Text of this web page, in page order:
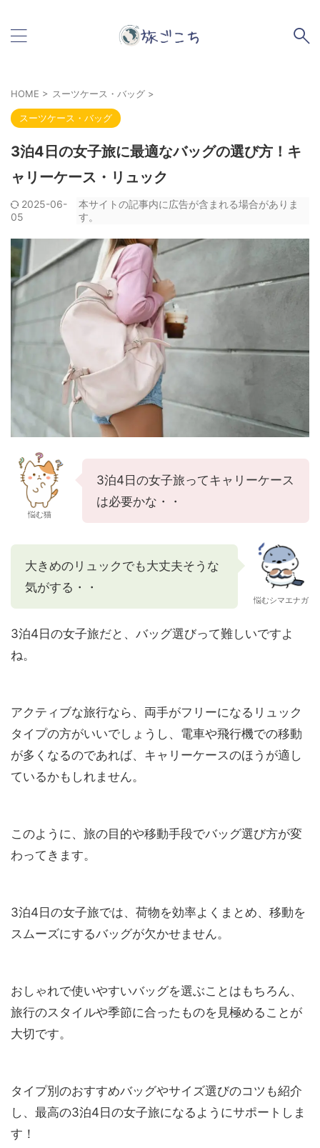
HOME > スーツケース・バッグ >
スーツケース・バッグ
3泊4日の女子旅に最適なバッグの選び方！キ
ャリーケース・リュック
2025-06-
05
本サイトの記事内に広告が含まれる場合がありま
す。
悩む猫
3泊4日の女子旅ってキャリーケース
は必要かな・・
大きめのリュックでも大丈夫そうな
気がする・・
悩むシマエナガ
3泊4日の女子旅だと、バッグ選びって難しいですよ
ね。
アクティブな旅行なら、両手がフリーになるリュック
タイプの方がいいでしょうし、電車や飛行機での移動
が多くなるのであれば、キャリーケースのほうが適し
ているかもしれません。
このように、旅の目的や移動手段でバッグ選び方が変
わってきます。
3泊4日の女子旅では、荷物を効率よくまとめ、移動を
スムーズにするバッグが欠かせません。
おしゃれで使いやすいバッグを選ぶことはもちろん、
旅行のスタイルや季節に合ったものを見極めることが
大切です。
タイプ別のおすすめバッグやサイズ選びのコツも紹介
し、最高の3泊4日の女子旅になるようにサポートしま
す！